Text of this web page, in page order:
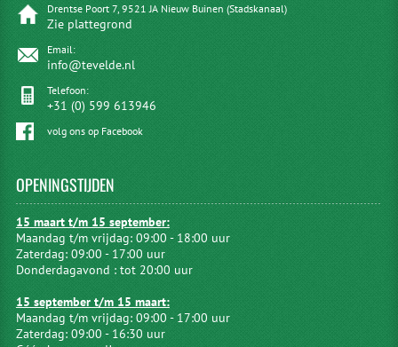
Drentse Poort 7, 9521 JA Nieuw Buinen (Stadskanaal)
Zie plattegrond
Email:
info@tevelde.nl
Telefoon:
+31 (0) 599 613946
volg ons op Facebook
OPENINGSTIJDEN
15 maart t/m 15 september:
Maandag t/m vrijdag: 09:00 - 18:00 uur
Zaterdag: 09:00 - 17:00 uur
Donderdagavond : tot 20:00 uur
15 september t/m 15 maart:
Maandag t/m vrijdag: 09:00 - 17:00 uur
Zaterdag: 09:00 - 16:30 uur